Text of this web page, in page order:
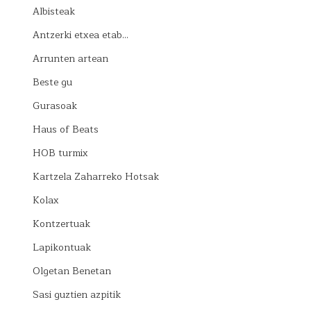
Albisteak
Antzerki etxea etab…
Arrunten artean
Beste gu
Gurasoak
Haus of Beats
HOB turmix
Kartzela Zaharreko Hotsak
Kolax
Kontzertuak
Lapikontuak
Olgetan Benetan
Sasi guztien azpitik